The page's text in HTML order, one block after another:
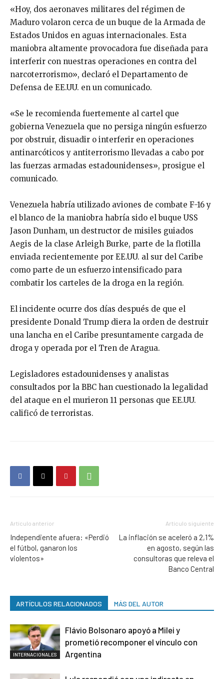
«Hoy, dos aeronaves militares del régimen de
Maduro volaron cerca de un buque de la Armada de
Estados Unidos en aguas internacionales. Esta
maniobra altamente provocadora fue diseñada para
interferir con nuestras operaciones en contra del
narcoterrorismo», declaró el Departamento de
Defensa de EE.UU. en un comunicado.
«Se le recomienda fuertemente al cartel que
gobierna Venezuela que no persiga ningún esfuerzo
por obstruir, disuadir o interferir en operaciones
antinarcóticos y antiterrorismo llevadas a cabo por
las fuerzas armadas estadounidenses», prosigue el
comunicado.
Venezuela habría utilizado aviones de combate F-16 y
el blanco de la maniobra habría sido el buque USS
Jason Dunham, un destructor de misiles guiados
Aegis de la clase Arleigh Burke, parte de la flotilla
enviada recientemente por EE.UU. al sur del Caribe
como parte de un esfuerzo intensificado para
combatir los carteles de la droga en la región.
El incidente ocurre dos días después de que el
presidente Donald Trump diera la orden de destruir
una lancha en el Caribe presuntamente cargada de
droga y operada por el Tren de Aragua.
Legisladores estadounidenses y analistas
consultados por la BBC han cuestionado la legalidad
del ataque en el murieron 11 personas que EE.UU.
calificó de terroristas.
Artículo anterior
Independiente afuera: «Perdió
el fútbol, ganaron los
violentos»
Artículo siguiente
La inflación se aceleró a 2,1%
en agosto, según las
consultoras que releva el
Banco Central
ARTÍCULOS RELACIONADOS MÁS DEL AUTOR
INTERNACIONALES
Flávio Bolsonaro apoyó a Milei y
prometió recomponer el vínculo con
Argentina